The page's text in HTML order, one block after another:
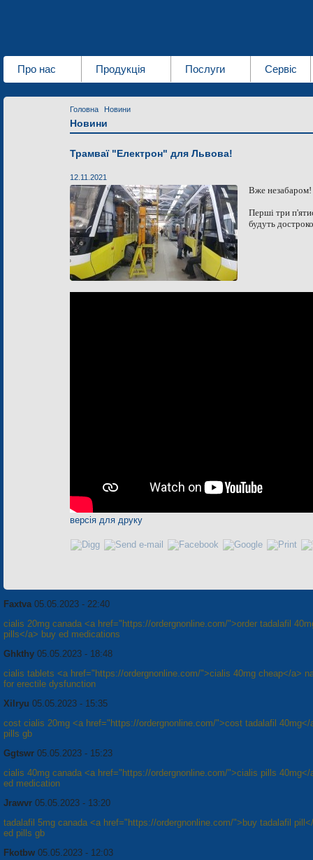
Про нас Продукція Послуги Сервіс
Головна Новини
Новини
Трамваї "Електрон" для Львова!
12.11.2021
Вже незабаром!
Перші три
будуть
версія для друку
Faxtva 05.05.2023 - 22:40
cialis 20mg canada <a href="https://ordergnonline.com/">order tadalafil
pills</a> buy ed medications
Ghkthy 05.05.2023 - 18:48
cialis tablets <a href="https://ordergnonline.com/">cialis 40mg cheap</a>
for erectile dysfunction
Xilryu 05.05.2023 - 15:35
cost cialis 20mg <a href="https://ordergnonline.com/">cost tadalafil 40mg</
pills gb
Ggtswr 05.05.2023 - 15:23
cialis 40mg canada <a href="https://ordergnonline.com/">cialis pills 40mg</
ed medication
Jrawvr 05.05.2023 - 13:20
tadalafil 5mg canada <a href="https://ordergnonline.com/">buy tadalafil
ed pills gb
Fkotbw 05.05.2023 - 12:03